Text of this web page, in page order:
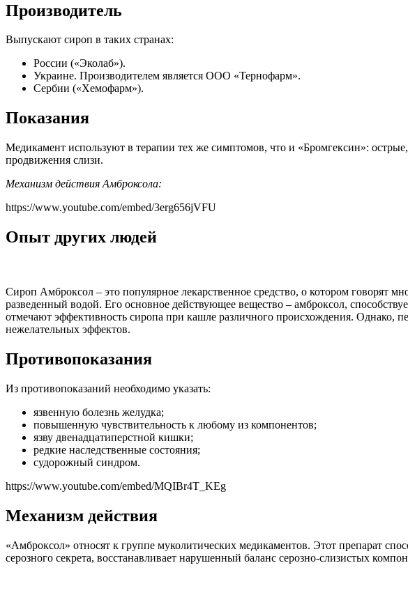
Производитель
Выпускают сироп в таких странах:
России («Эколаб»).
Украине. Производителем является ООО «Тернофарм».
Сербии («Хемофарм»).
Показания
Медикамент используют в терапии тех же симптомов, что и «Бромгексин»:
продвижения слизи.
Механизм действия Амброксола:
https://www.youtube.com/embed/3erg656jVFU
Опыт других людей
Сироп Амброксол – это популярное лекарственное средство, о котором говорят
разведенный водой. Его основное действующее вещество – амброксол,
отмечают эффективность сиропа при кашле различного происхождения. Однако,
нежелательных эффектов.
Противопоказания
Из противопоказаний необходимо указать:
язвенную болезнь желудка;
повышенную чувствительность к любому из компонентов;
язву двенадцатиперстной кишки;
редкие наследственные состояния;
судорожный синдром.
https://www.youtube.com/embed/MQIBr4T_KEg
Механизм действия
«Амброксол» относят к группе муколитических медикаментов. Этот препарат
серозного секрета, восстанавливает нарушенный баланс серозно-слизистых